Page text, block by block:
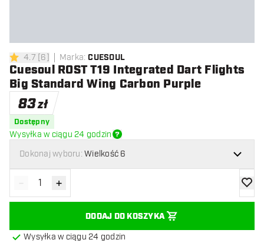
4.7 gwiazdki oceny
4.7 [6] Marka: CUESOUL
Cuesoul ROST T19 Integrated Dart Flights
Big Standard Wing Carbon Purple
83zł
Dostępny
Wysyłka w ciągu 24 godzin
Dokonaj wyboru: Wielkość 6
Zmniejsz ilość
- Zwiększ ilość
+
DODAJ DO KOSZYKA
Wysyłka w ciągu 24 godzin